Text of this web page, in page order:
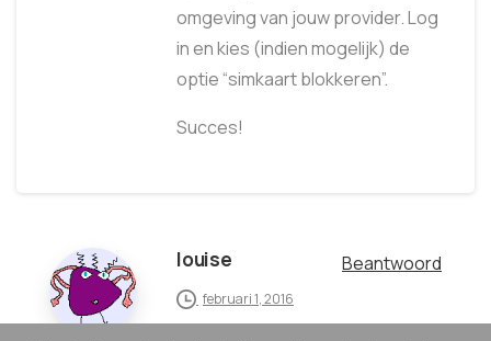
omgeving van jouw provider. Log
in en kies (indien mogelijk) de
optie “simkaart blokkeren”.
Succes!
louise Beantwoord
februari 1, 2016